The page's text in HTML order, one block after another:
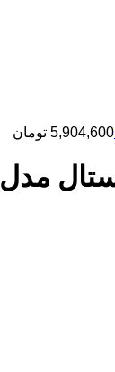
5,904,600 تومان
مدل